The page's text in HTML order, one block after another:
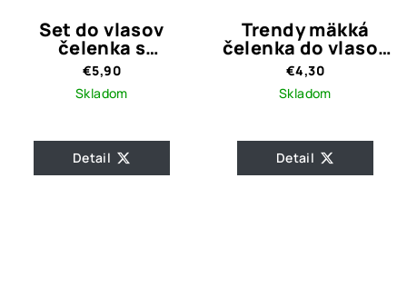
Set do vlasov
čelenka s
gumičkou / Modrá
s bodkami
€5,90
Skladom
Detail
Trendy mäkká
čelenka do vlasov
/ okrová
€4,30
Skladom
Detail